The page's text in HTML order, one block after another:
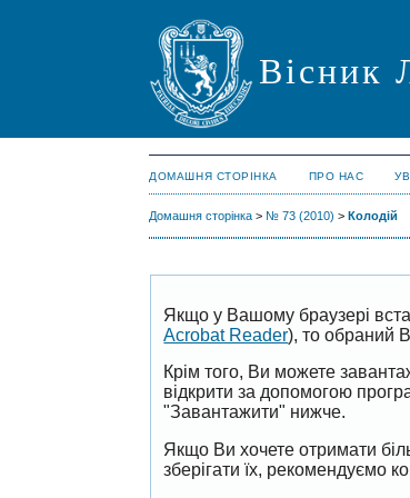
Вісник
ДОМАШНЯ СТОРІНКА ПРО НАС
Домашня сторінка > № 73 (2010) >Колодій
Якщо у Вашому браузері
Acrobat Reader), то обраний
Крім того, Ви можете
відкрити за допомогою
"Завантажити" нижче.
Якщо Ви хочете отримати
зберігати їх, рекомендуємо